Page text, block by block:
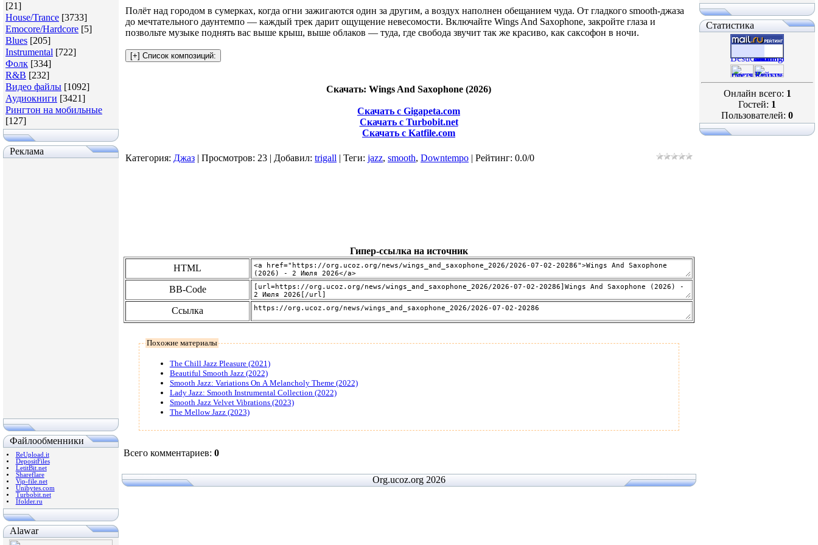
[21]
House/Trance [3733]
Emocore/Hardcore [5]
Blues [205]
Instrumental [722]
Фолк [334]
R&B [232]
Видео файлы [1092]
Аудиокниги [3421]
Рингтон на мобильные
[127]
Реклама
Файлообменники
ReUpload.it
DepositFiles
LetitBit.net
Shareflare
Vip-file.net
Unibytes.com
Turbobit.net
Ifolder.ru
Alawar
Полёт над городом в сумерках, когда огни зажигаются один за другим, а воздух наполнен обещанием чуда. От гладкого smooth‑джаза
до мечтательного даунтемпо — каждый трек дарит ощущение невесомости. Включайте Wings And Saxophone, закройте глаза и
позвольте музыке поднять вас выше крыш, выше облаков — туда, где свобода звучит так же красиво, как саксофон в ночи.
Скачать: Wings And Saxophone (2026)
Скачать с Gigapeta.com
Скачать с Turbobit.net
Скачать с Katfile.com
Категория: Джаз | Просмотров: 23 | Добавил: trigall | Теги: jazz, smooth, Downtempo | Рейтинг: 0.0/0
Гипер-ссылка на источник
HTML
BB-Code
Ссылка
Похожие материалы
The Chill Jazz Pleasure (2021)
Beautiful Smooth Jazz (2022)
Smooth Jazz: Variations On A Melancholy Theme (2022)
Lady Jazz: Smooth Instrumental Collection (2022)
Smooth Jazz Velvet Vibrations (2023)
The Mellow Jazz (2023)
Всего комментариев: 0
Org.ucoz.org 2026
Статистика
Онлайн всего: 1
Гостей: 1
Пользователей: 0